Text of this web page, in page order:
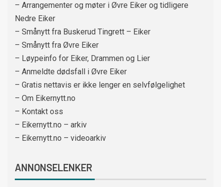
– Arrangementer og møter i Øvre Eiker og tidligere
Nedre Eiker
– Smånytt fra Buskerud Tingrett – Eiker
– Smånytt fra Øvre Eiker
– Løypeinfo for Eiker, Drammen og Lier
– Anmeldte dødsfall i Øvre Eiker
– Gratis nettavis er ikke lenger en selvfølgelighet
– Om Eikernytt.no
– Kontakt oss
– Eikernytt.no – arkiv
– Eikernytt.no – videoarkiv
ANNONSELENKER